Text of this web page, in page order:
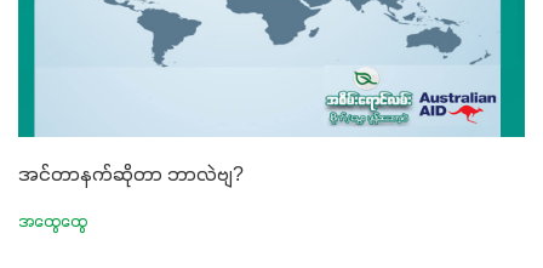
အင်တာနက်ဆိုတာ ဘာလဲဗျ?
အထွေထွေ